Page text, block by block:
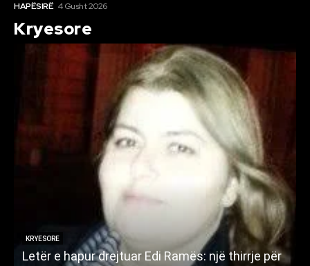
HAPËSIRË 4 Gusht 2026
Kryesore
KRYESORE
Letër e hapur drejtuar Edi Ramës: një thirrje për